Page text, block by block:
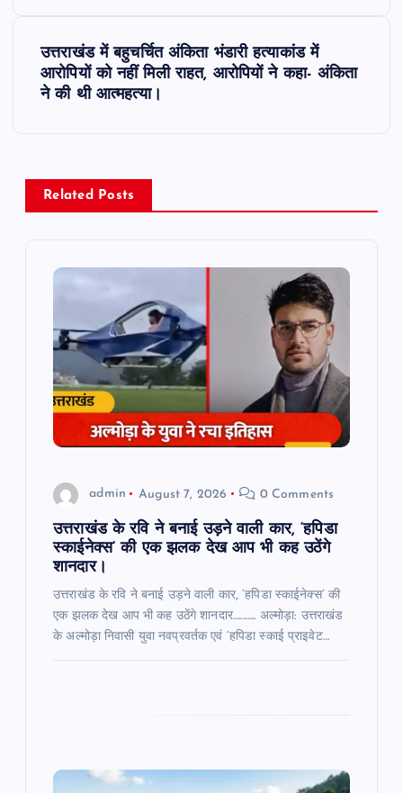
v
उत्तराखंड में बहुचर्चित अंकिता भंडारी हत्याकांड में
आरोपियों को नहीं मिली राहत, आरोपियों ने कहा- अंकिता
ने की थी आत्महत्या।
Related Posts
admin August 7, 2026 0 Comments
उत्तराखंड के रवि ने बनाई उड़ने वाली कार, ‘हपिडा
स्काईनेक्स’ की एक झलक देख आप भी कह उठेंगे
शानदार।
उत्तराखंड के रवि ने बनाई उड़ने वाली कार, ‘हपिडा स्काईनेक्स’ की
एक झलक देख आप भी कह उठेंगे शानदार……….. अल्मोड़ा: उत्तराखंड
के अल्मोड़ा निवासी युवा नवप्रवर्तक एवं ‘हपिडा स्काई प्राइवेट…